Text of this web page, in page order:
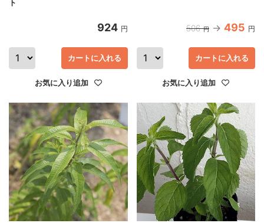
ト
924 円
カートに入れる
お気に入り追加
506 円 495 円
カートに入れる
お気に入り追加